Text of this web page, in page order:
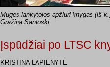
Mugės lankytojos apžiūri knygas (iš
Gražina Santoski.
Įspūdžiai po LTSC
KRISTINA LAPIENYTĖ